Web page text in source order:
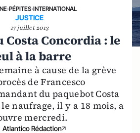
›PÉPITES›INTERNATIONAL
JUSTICE
17 juillet 2013
Costa Concordia : le
à la barre
à cause de la grève
de Francesco
du paquebot Costa
naufrage, il y a 18 mois, a
mercredi.
Atlantico Rédaction